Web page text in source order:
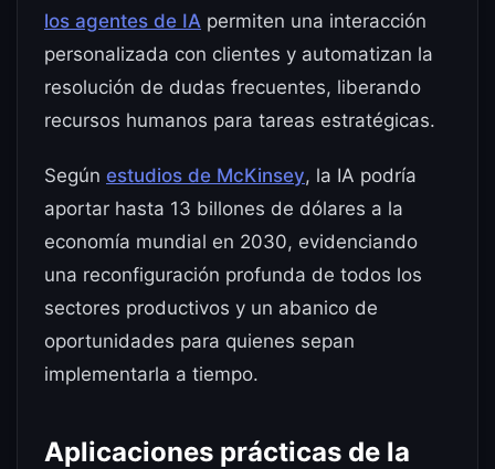
los agentes de IA permiten una interacción
personalizada con clientes y automatizan la
resolución de dudas frecuentes, liberando
recursos humanos para tareas estratégicas.
Según estudios de McKinsey, la IA podría
aportar hasta 13 billones de dólares a la
economía mundial en 2030, evidenciando
una reconfiguración profunda de todos los
sectores productivos y un abanico de
oportunidades para quienes sepan
implementarla a tiempo.
Aplicaciones prácticas de la